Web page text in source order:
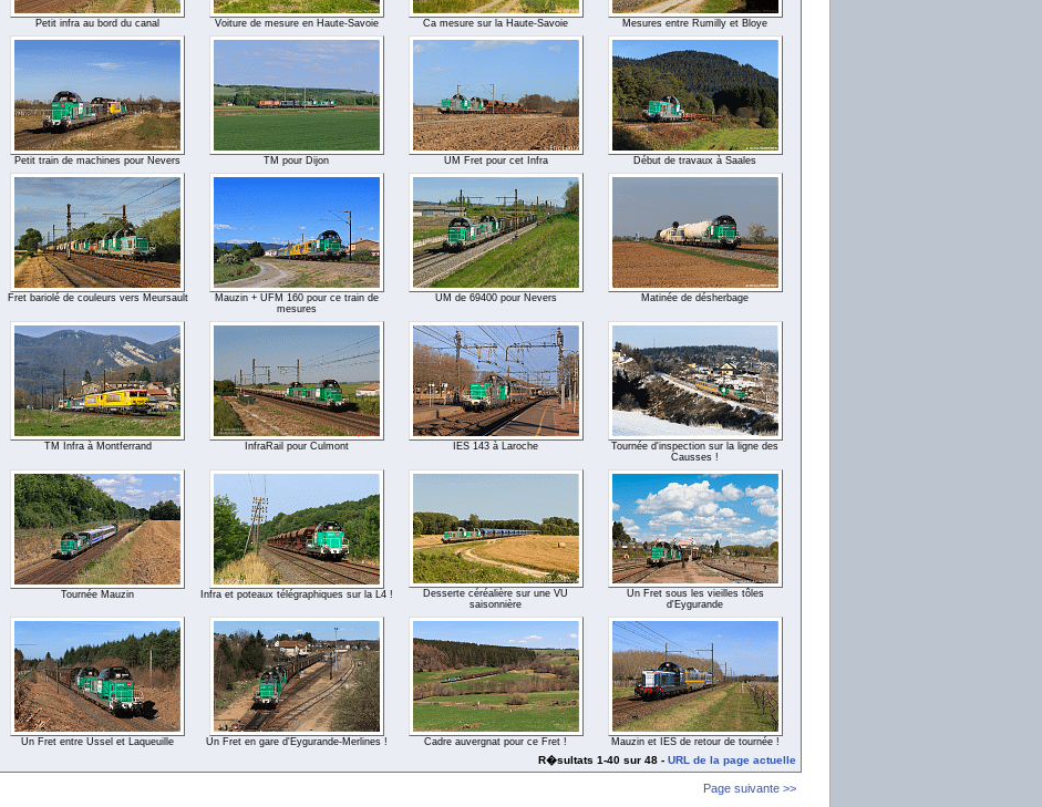
Petit infra au bord du canal Voiture de mesure en Haute-Savoie Ca mesure sur la Haute-Savoie Mesures entre Rumilly et Bloye
Petit train de machines pour Nevers TM pour Dijon UM Fret pour cet Infra Début de travaux à Saales
Fret bariolé de couleurs vers Meursault
Mauzin + UFM 160 pour ce train de
mesures
UM de 69400 pour Nevers Matinée de désherbage
TM Infra à Montferrand InfraRail pour Culmont IES 143 à Laroche
Tournée d'inspection sur la ligne des
Causses !
Tournée Mauzin Infra et poteaux télégraphiques sur la L4 !
Desserte céréalière sur une VU
saisonnière
Un Fret sous les vieilles tôles
d'Eygurande
Un Fret entre Ussel et Laqueuille Un Fret en gare d'Eygurande-Merlines ! Cadre auvergnat pour ce Fret ! Mauzin et IES de retour de tournée !
R�sultats 1-40 sur 48 - URL de la page actuelle
Page suivante >>